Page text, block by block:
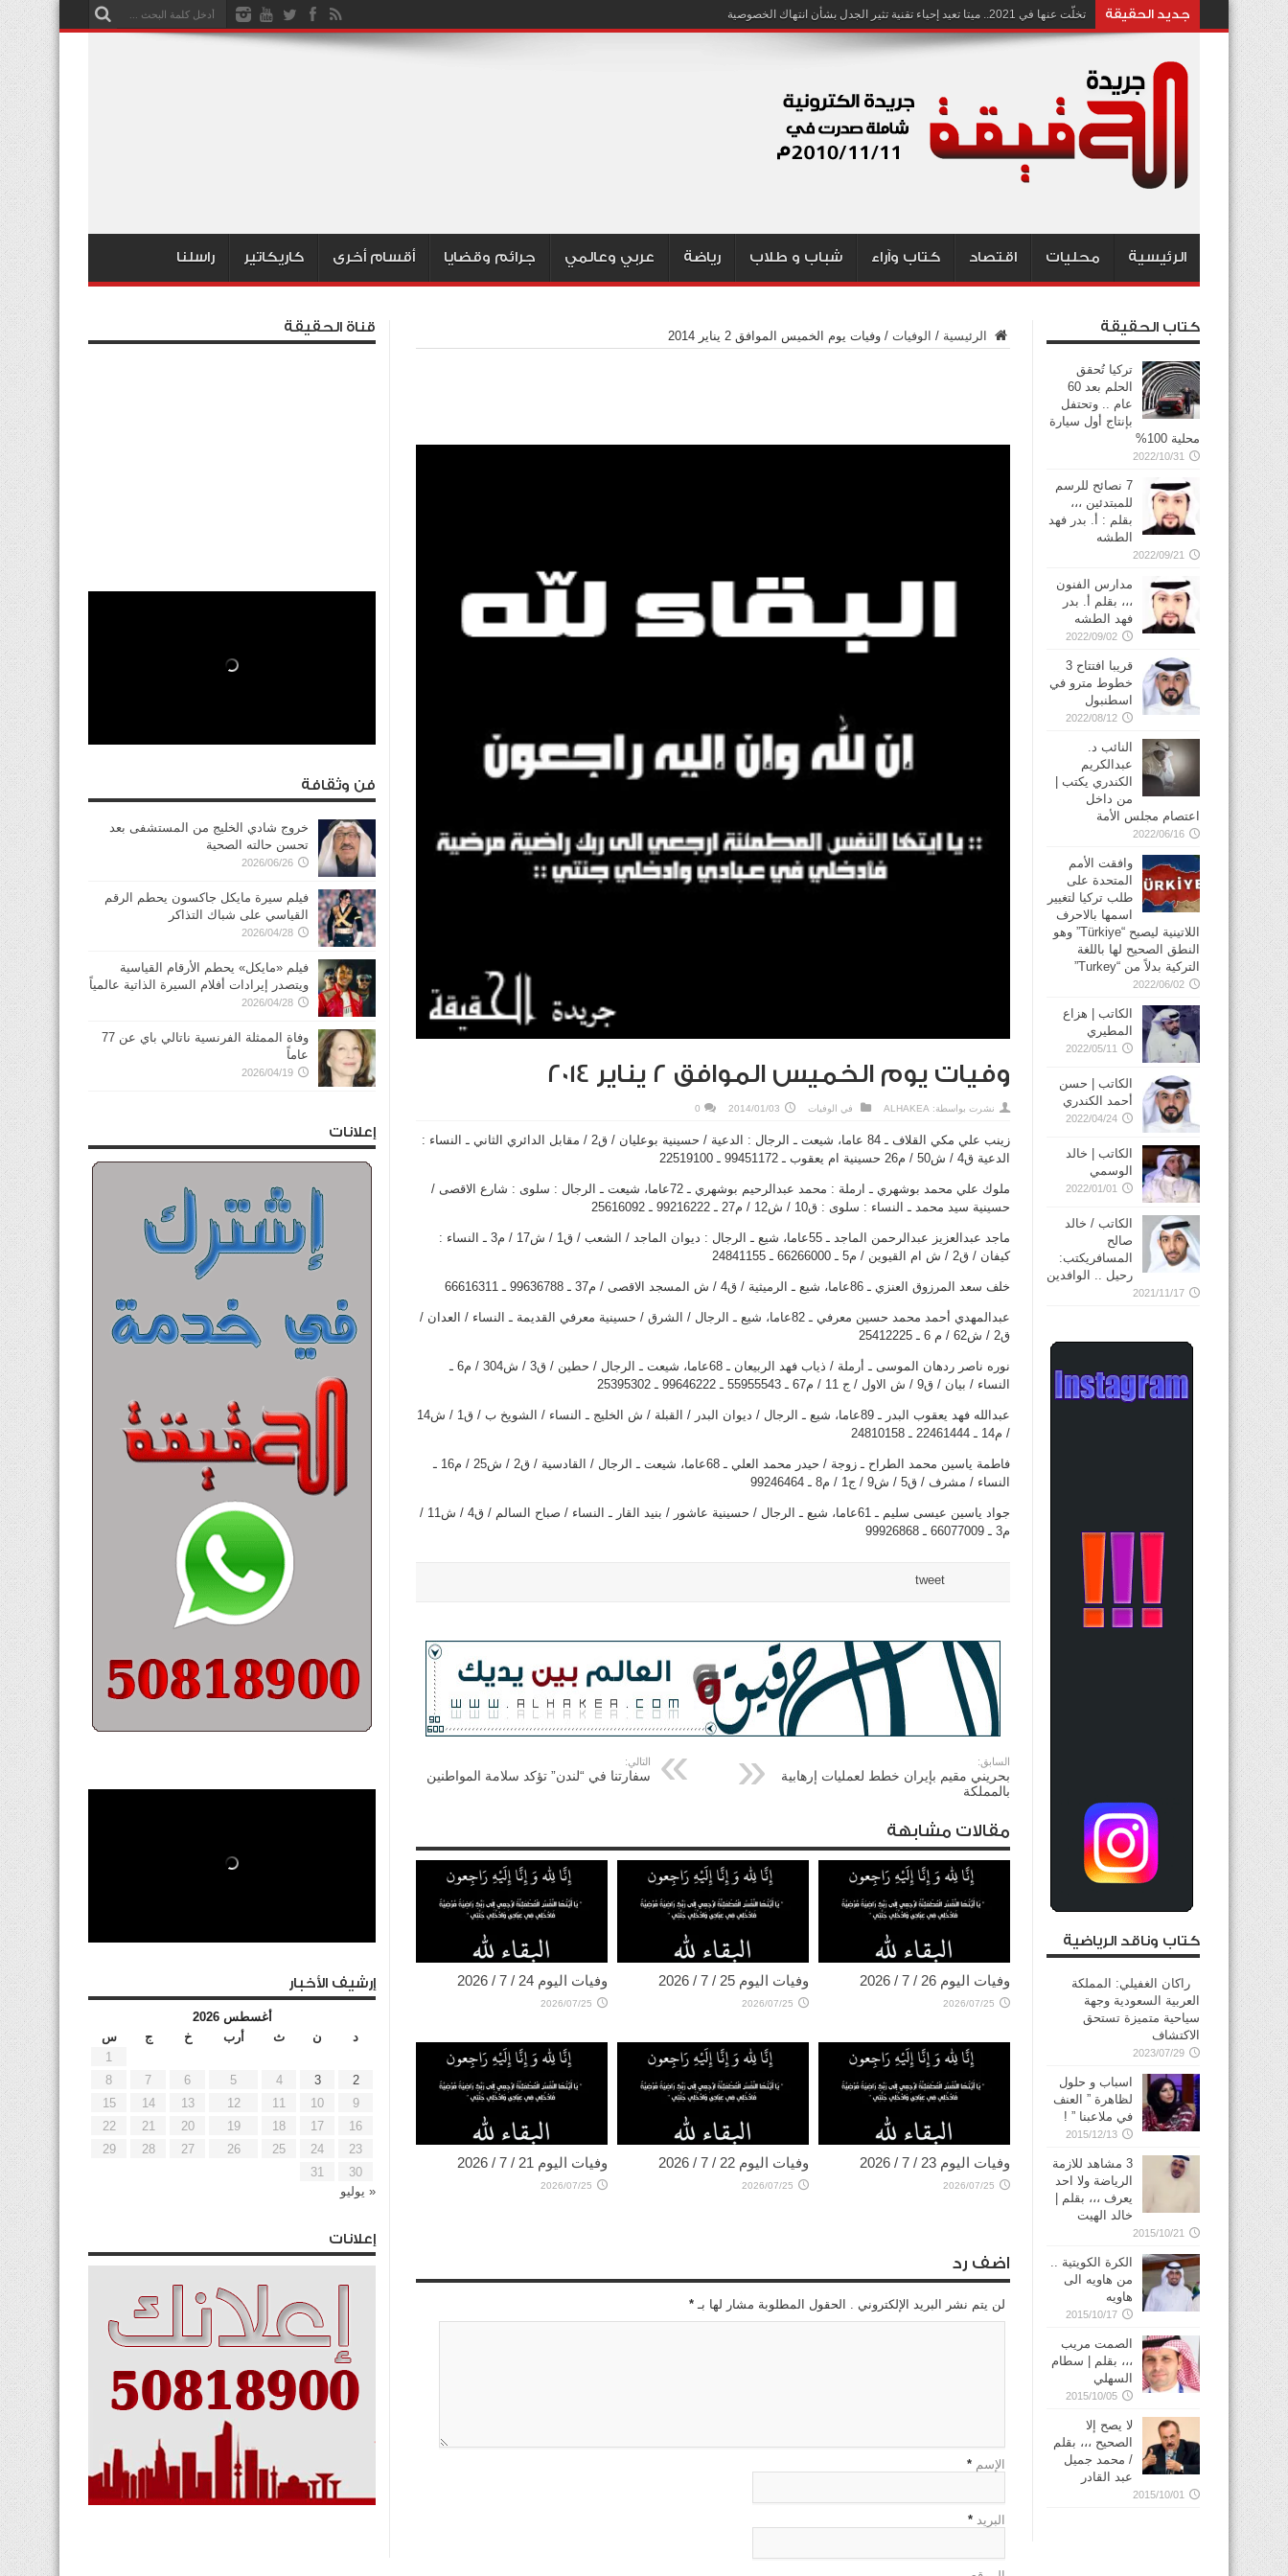
جديد الحقيقة تخلّت عنها في 2021.. ميتا تعيد إحياء تقنية تثير الجدل بشأن انتهاك الخصوصية
الرئيسية محليات اقتصاد كتاب وآراء شباب و طلاب رياضة عربي وعالمي جرائم وقضايا أقسام أخرى كاريكاتير راسلنا
الرئيسية / الوفيات / وفيات يوم الخميس الموافق 2 يناير 2014
وفيات يوم الخميس الموافق 2 يناير 2014
نشرت بواسطة: ALHAKEA في الوفيات 2014/01/03
0
زينب علي مكي القلاف ـ 84 عاما، شيعت ـ الرجال : الدعية / حسينية بوعليان / ق2 / مقابل الدائري الثاني ـ النساء :
الدعية ق4 / ش50 / م26 حسينية ام يعقوب ـ 99451172 ـ 22519100
ملوك علي محمد بوشهري ـ ارملة : محمد عبدالرحيم بوشهري ـ 72عاما، شيعت ـ الرجال : سلوى : شارع الاقصى /
حسينية سيد محمد ـ النساء : سلوى : ق10 / ش12 / م27 ـ 99216222 ـ 25616092
ماجد عبدالعزيز عبدالرحمن الماجد ـ 55عاما، شيع ـ الرجال : ديوان الماجد / الشعب / ق1 / ش17 / م3 ـ النساء :
كيفان / ق2 / ش ام القيوين / م5 ـ 66266000 ـ 24841155
خلف سعد المرزوق العنزي ـ 86عاما، شيع ـ الرميثية / ق4 / ش المسجد الاقصى / م37 ـ 99636788 ـ 66616311
عبدالمهدي أحمد محمد حسين معرفي ـ 82عاما، شيع ـ الرجال / الشرق / حسينية معرفي القديمة ـ النساء / العدان /
ق2 / ش62 / م 6 ـ 25412225
نوره ناصر ردهان الموسى ـ أرملة / ذياب فهد الربيعان ـ 68عاما، شيعت ـ الرجال / حطين / ق3 / ش304 / م6 ـ
النساء / بيان / ق9 / ش الاول / ج 11 / م67 ـ 55955543 ـ 99646222 ـ 25395302
عبدالله فهد يعقوب البدر ـ 89عاما، شيع ـ الرجال / ديوان البدر / القبلة / ش الخليج ـ النساء / الشويخ ب / ق1 / ش14
/ م14 ـ 22461444 ـ 24810158
فاطمة ياسين محمد الطراح ـ زوجة / حيدر محمد العلي ـ 68عاما، شيعت ـ الرجال / القادسية / ق2 / ش25 / م16 ـ
النساء / مشرف / ق5 / ش9 / ج1 / م8 ـ 99246464
جواد ياسين عيسى سليم ـ 61عاما، شيع ـ الرجال / حسينية عاشور / بنيد القار ـ النساء / صباح السالم / ق4 / ش11 /
م3 ـ 66077009 ـ 99926868
tweet
السابق:
بحريني مقيم بإيران خطط لعمليات إرهابية
بالمملكة
التالي:
سفارتنا في “لندن” تؤكد سلامة المواطنين
مقالات مشابهة
وفيات اليوم 26 / 7 / 2026
2026/07/25
وفيات اليوم 25 / 7 / 2026
2026/07/25
وفيات اليوم 24 / 7 / 2026
2026/07/25
وفيات اليوم 23 / 7 / 2026
2026/07/25
وفيات اليوم 22 / 7 / 2026
2026/07/25
وفيات اليوم 21 / 7 / 2026
2026/07/25
اضف رد
لن يتم نشر البريد الإلكتروني . الحقول المطلوبة مشار لها بـ *
الإسم *
البريد *
كتاب الحقيقة
تركيا تُحقق
الحلم بعد 60
عام .. وتحتفل
بإنتاج أول سيارة
محلية 100%
2022/10/31
7 نصائح للرسم
للمبتدئين ،،،
بقلم : أ. بدر فهد
الطشه
2022/09/21
مدارس الفنون
،،، بقلم أ. بدر
فهد الطشه
2022/09/02
قريبا افتتاح 3
خطوط مترو في
2022/08/12
النائب د.
عبدالكريم
الكندري يكتب |
من داخل
اعتصام مجلس الأمة
2022/06/16
وافقت الأمم
المتحدة على
طلب تركيا لتغيير
اسمها بالاحرف
اللاتينية ليصبح “Türkiye” وهو
النطق الصحيح لها باللغة
التركية بدلاً من “Turkey”
2022/06/02
الكاتب | هزاع
المطيري
2022/05/11
الكاتب | حسن
أحمد الكندري
2022/04/24
الكاتب | خالد
الوسمي
2022/01/01
الكاتب / خالد
صالح
المسافريكتب:
رحيل .. الوافدين
2021/11/17
كتاب وناقد الرياضية
راكان الغفيلي: المملكة
العربية السعودية وجهة
سياحية متميزة تستحق
الاكتشاف
2023/07/29
اسباب و حلول
لظاهرة ” العنف
في ملاعبنا ” !
2015/12/13
3 مشاهد للازمة
الرياضة ولا احد
يعرف ،،، بقلم |
خالد الهيت
2015/10/21
الكرة الكويتية ..
من هاويه الى
هاويه
2015/10/17
الصمت مريب
،،، بقلم | سطام
السهلي
2015/10/05
لا يصح إلا
الصحيح ،،، بقلم
/ محمد جميل
عبد القادر
2015/10/01
قناة الحقيقة
فن وثقافة
خروج شادي الخليج من المستشفى بعد
تحسن حالته الصحية
2026/06/26
فيلم سيرة مايكل جاكسون يحطم الرقم
القياسي على شباك التذاكر
2026/04/28
فيلم «مايكل» يحطم الأرقام القياسية
ويتصدر إيرادات أفلام السيرة الذاتية عالمياً
2026/04/28
وفاة الممثلة الفرنسية ناتالي باي عن 77
عاماً
2026/04/19
إعلانات
إرشيف الأخبار
أغسطس 2026
د
ن ث أرب خ ج
س
1
2
3
4
5
6
7
8
9
10
11
12
13
14
15
16
17
18
19
20
21
22
23
24
25
26
27
28
29
30
31
« يوليو
إعلانات